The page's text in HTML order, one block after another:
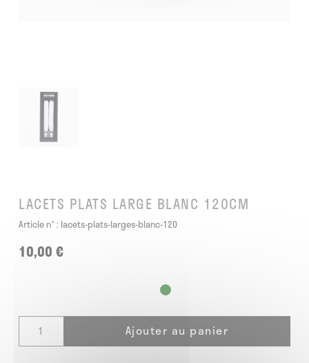
LACETS PLATS LARGE BLANC 120CM
Article n° : lacets-plats-larges-blanc-120
10,00 €
Ajouter au panier